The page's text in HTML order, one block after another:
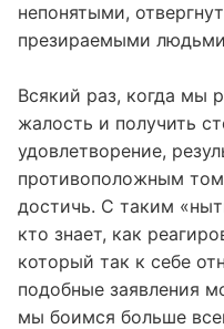
непонятыми,
презираемыми
Всякий раз, когда мы
жалость и получить
удовлетворение,
противоположным
достичь. С таким
кто знает, как
который так к себе
подобные заявления
мы боимся больше